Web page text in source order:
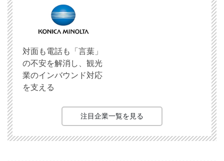
対面も電話も「言葉」
の不安を解消し、観光
業のインバウンド対応
を支える
注目企業一覧を見る